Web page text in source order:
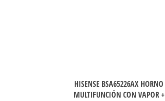
HISENSE BSA65226AX HORNO
MULTIFUNCIÓN CON VAPOR +